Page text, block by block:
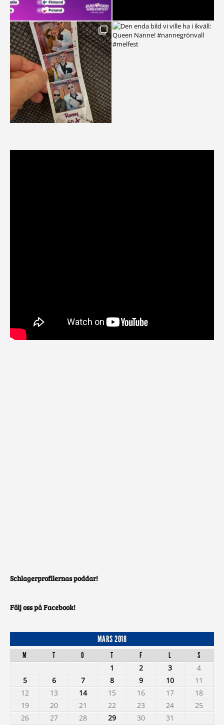
Schlagerprofilernas poddar!
Följ oss på Facebook!
MARS 2018
M T O T F L
S
1
2 3
4
5
6 7 8 9 10
11
12
13 14 15 16 17
18
19
20 21 22 23 24
25
26
27 28 29 30
31